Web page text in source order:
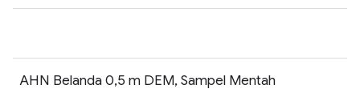
AHN Belanda 0,5 m DEM, Sampel Mentah